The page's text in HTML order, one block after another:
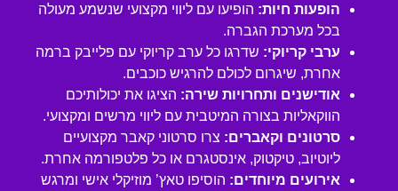
הופעות חיות: הופיעו עם ליווי מקצועי שנשמע מעולה
בכל מערכת הגברה.
ערבי קריוקי: שדרגו כל ערב קריוקי עם פלייבק ברמה
אחרת, שיגרום לכולם להרגיש כוכבים.
אודישנים ותחרויות שירה: הציגו את יכולותיכם
הווקאליות בצורה המיטבית עם ליווי מרשים ומקצועי.
סרטונים וקאברים: צרו סרטוני קאבר מקצועיים
ליוטיוב, טיקטוק, אינסטגרם או כל פלטפורמה אחרת.
אירועים מיוחדים: הוסיפו טאץ’ מוזיקלי אישי ומרגש